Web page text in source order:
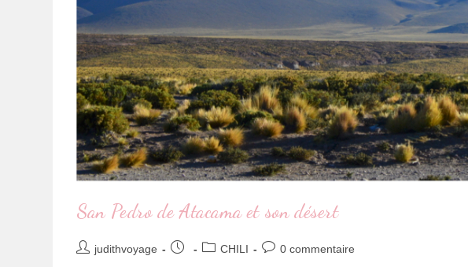
San Pedro de Atacama et son désert
judithvoyage CHILI 0 commentaire